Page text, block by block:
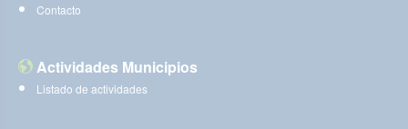
Contacto
Actividades Municipios
Listado de actividades